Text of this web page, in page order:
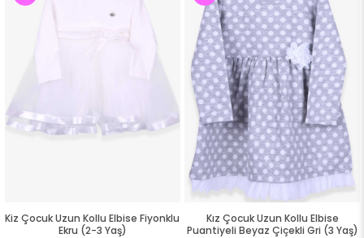
Kiz Çocuk Uzun Kollu Elbise Fiyonklu
Ekru (2-3 Yaş)
Kız Çocuk Uzun Kollu Elbise
Puantiyeli Beyaz Çiçekli Gri (3 Yaş)